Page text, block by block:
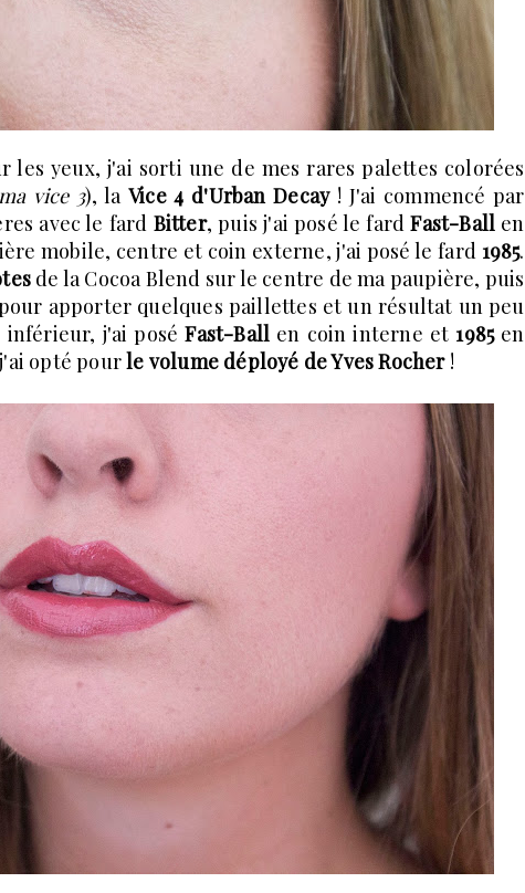
les yeux, j'ai sorti une de mes rares palettes colorées
vice 3), laVice 4 d'Urban Decay! J'ai commencé par
avec le fard Bitter, puis j'ai posé le fardFast-Ball en
mobile, centre et coin externe, j'ai posé le fard 1985.
de la Cocoa Blend sur le centre de ma paupière, puis
apporter quelques paillettes et un résultat un peu
inférieur, j'ai poséFast-Ball en coin interne et 1985en
opté pourle volume déployé de Yves Rocher !